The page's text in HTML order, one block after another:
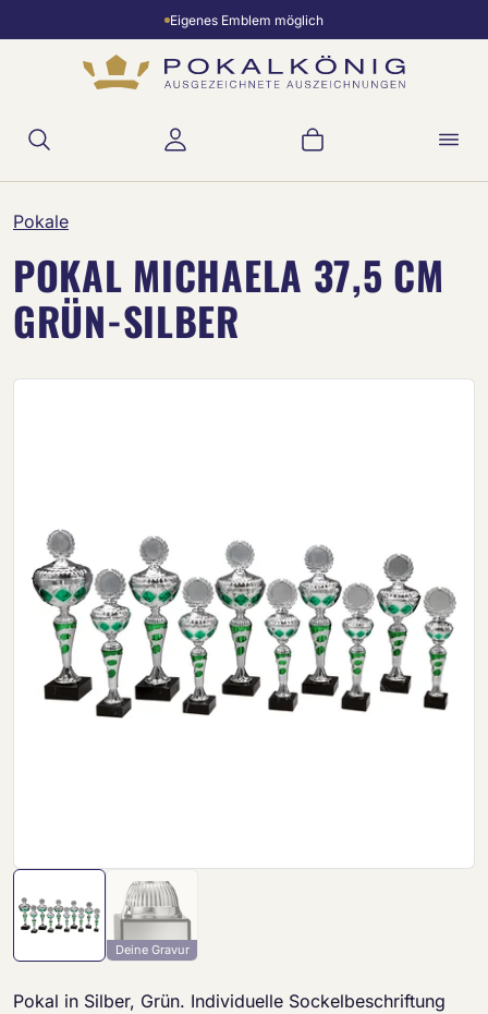
Zum Hauptinhalt springenEigenes Emblem möglich
Warenkorb
Pokale
POKAL MICHAELA 37,5 CM
GRÜN-SILBER
Deine Gravur
Pokal in Silber, Grün. Individuelle Sockelbeschriftung